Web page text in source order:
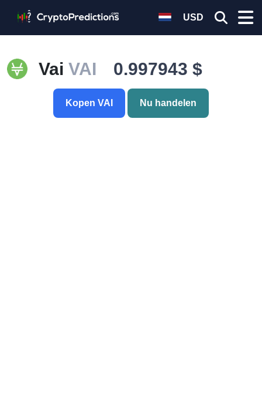
USD
Vai VAI 0.997943 $
Kopen VAI Nu handelen